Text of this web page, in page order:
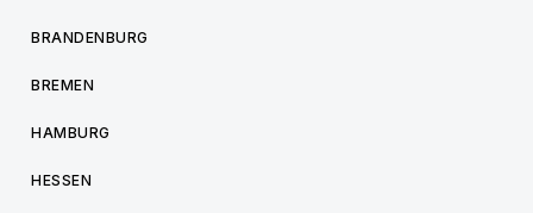
BRANDENBURG
BREMEN
HAMBURG
HESSEN